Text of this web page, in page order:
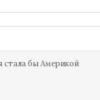
стала бы Америкой